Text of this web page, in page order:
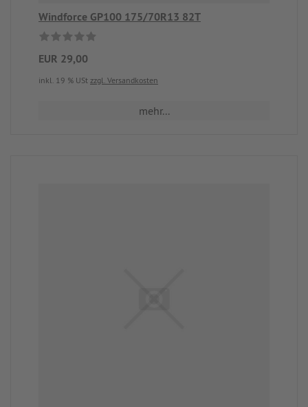
Windforce GP100 175/70R13 82T
EUR 29,00
inkl. 19 % USt zzgl. Versandkosten
mehr...